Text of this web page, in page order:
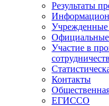
Результаты
Официальные
Участие в
Контакты
ЕГИССО